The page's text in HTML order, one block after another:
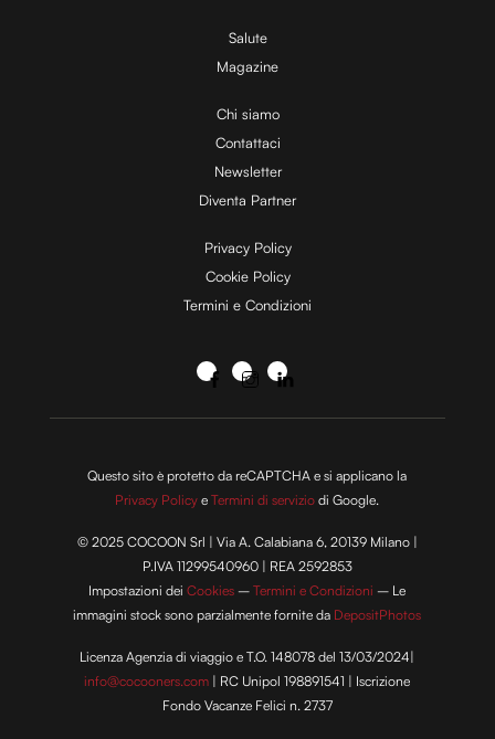
Salute
Magazine
Chi siamo
Contattaci
Newsletter
Diventa Partner
Privacy Policy
Cookie Policy
Termini e Condizioni
Questo sito è protetto da reCAPTCHA e si applicano la
Privacy Policy eTermini di servizio di Google.
© 2025 COCOON Srl | Via A. Calabiana 6, 20139 Milano |
P.IVA 11299540960 | REA 2592853
Impostazioni deiCookies –Termini e Condizioni – Le
immagini stock sono parzialmente fornite da DepositPhotos
Licenza Agenzia di viaggio e T.O. 148078 del 13/03/2024|
info@cocooners.com | RC Unipol 198891541 | Iscrizione
Fondo Vacanze Felici n. 2737